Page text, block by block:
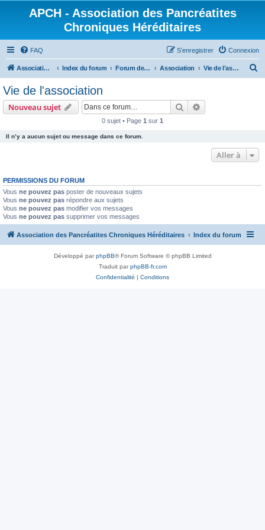
APCH - Association des Pancréatites
Chroniques Héréditaires
FAQ Connexion
S’enregistrer
Association des Pancréatites Chroniques Héréditaires Index du forum Forum de l'APCH Association Vie de l'association
Vie de l'association
Nouveau sujet Rechercher
0 sujet • Page 1 sur 1
Il n’y a aucun sujet ou message dans ce forum.
Aller à
PERMISSIONS DU FORUM
Vous ne pouvez pas poster de nouveaux sujets
Vous ne pouvez pas répondre aux sujets
Vous ne pouvez pas modifier vos messages
Vous ne pouvez pas supprimer vos messages
Association des Pancréatites Chroniques Héréditaires Index du forum
Développé parphpBB® Forum Software © phpBB Limited
Traduit parphpBB-fr.com
Confidentialité | Conditions